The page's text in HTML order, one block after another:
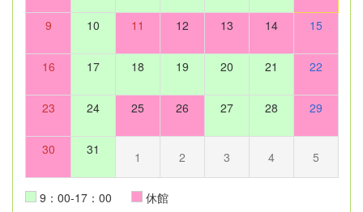
9 10 11 12 13 14 15
16 17 18 19 20 21 22
23 24 25 26 27 28 29
30 31 1 2 3 4 5
9：00-17：00 休館